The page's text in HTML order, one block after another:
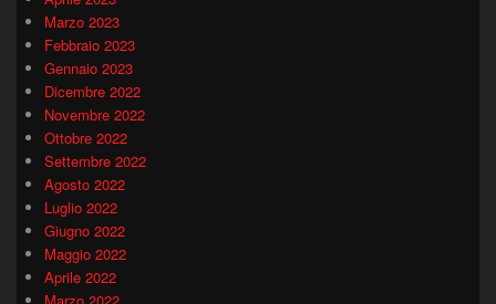
Marzo 2023
Febbraio 2023
Gennaio 2023
Dicembre 2022
Novembre 2022
Ottobre 2022
Settembre 2022
Agosto 2022
Luglio 2022
Giugno 2022
Maggio 2022
Aprile 2022